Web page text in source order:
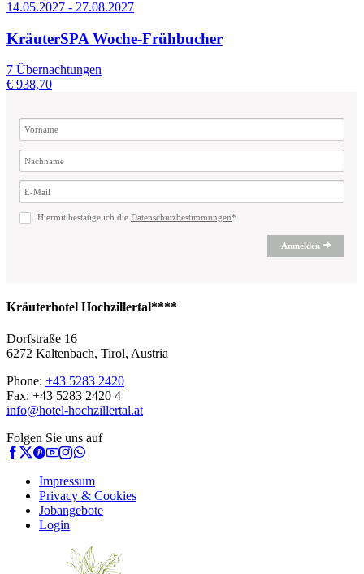
14.05.2027 - 27.08.2027
KräuterSPA Woche-Frühbucher
7 Übernachtungen
€ 938,70
Hiermit bestätige ich die Datenschutzbestimmungen*
Anmelden
Kräuterhotel Hochzillertal****
Dorfstraße 16
6272 Kaltenbach, Tirol, Austria
Phone: +43 5283 2420
Fax: +43 5283 2420 4
info@hotel-hochzillertal.at
Folgen Sie uns auf
Impressum
Privacy & Cookies
Jobangebote
Login